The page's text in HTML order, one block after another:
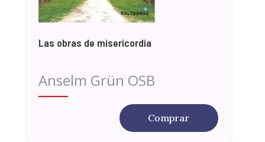
Las obras de misericordia
Anselm Grün OSB
Comprar